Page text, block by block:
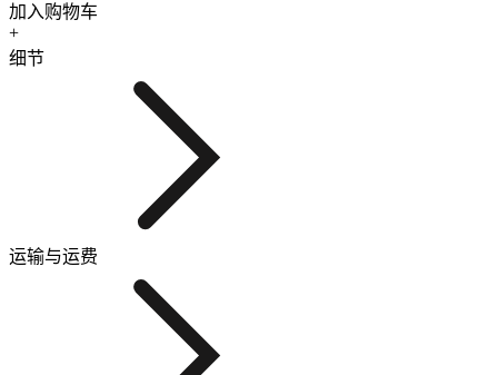
加入购物车
+
细节
运输与运费